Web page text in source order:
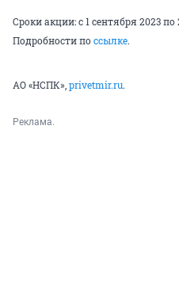
Сроки акции: с 1 сентября 2023
Подробности по ссылке.
АО «НСПК», privetmir.ru.
Реклама.